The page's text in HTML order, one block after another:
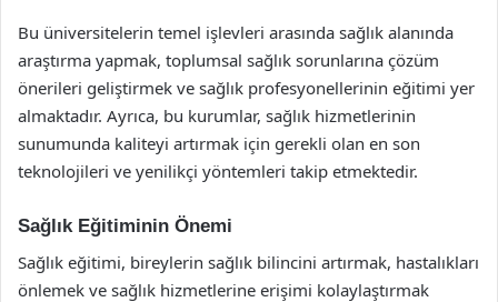
Bu üniversitelerin temel işlevleri arasında sağlık alanında
araştırma yapmak, toplumsal sağlık sorunlarına çözüm
önerileri geliştirmek ve sağlık profesyonellerinin eğitimi yer
almaktadır. Ayrıca, bu kurumlar, sağlık hizmetlerinin
sunumunda kaliteyi artırmak için gerekli olan en son
teknolojileri ve yenilikçi yöntemleri takip etmektedir.
Sağlık Eğitiminin Önemi
Sağlık eğitimi, bireylerin sağlık bilincini artırmak, hastalıkları
önlemek ve sağlık hizmetlerine erişimi kolaylaştırmak